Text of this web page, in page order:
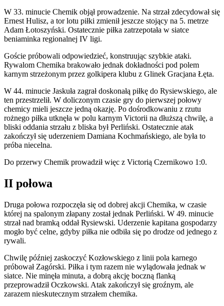
W 33. minucie Chemik objął prowadzenie. Na strzał zdecydował się
Ernest Hulisz, a tor lotu piłki zmienił jeszcze stojący na 5. metrze
Adam Łotoszyński. Ostatecznie piłka zatrzepotała w siatce
beniaminka regionalnej IV ligi.
Goście próbowali odpowiedzieć, konstruując szybkie ataki.
Rywalom Chemika brakowało jednak dokładności pod polem
karnym strzeżonym przez golkipera klubu z Glinek Gracjana Łęta.
W 44. minucie Jaskuła zagrał doskonałą piłkę do Rysiewskiego, ale
ten przestrzelił. W doliczonym czasie gry do pierwszej połowy
chemicy mieli jeszcze jedną okazję. Po dośrodkowaniu z rzutu
rożnego piłka utknęła w polu karnym Victorii na dłuższą chwilę, a
bliski oddania strzału z bliska był Perliński. Ostatecznie atak
zakończył się uderzeniem Damiana Kochmańskiego, ale była to
próba niecelna.
Do przerwy Chemik prowadził więc z Victorią Czernikowo 1:0.
II połowa
Druga połowa rozpoczęła się od dobrej akcji Chemika, w czasie
której na spalonym złapany został jednak Perliński. W 49. minucie
strzał nad bramką oddał Rysiewski. Uderzenie kapitana gospodarzy
mogło być celne, gdyby piłka nie odbiła się po drodze od jednego z
rywali.
Chwilę później zaskoczyć Kozłowskiego z linii pola karnego
próbował Zagórski. Piłka i tym razem nie wylądowała jednak w
siatce. Nie minęła minuta, a dobrą akcję boczną flanką
przeprowadził Oczkowski. Atak zakończył się groźnym, ale
zarazem nieskutecznym strzałem chemika.